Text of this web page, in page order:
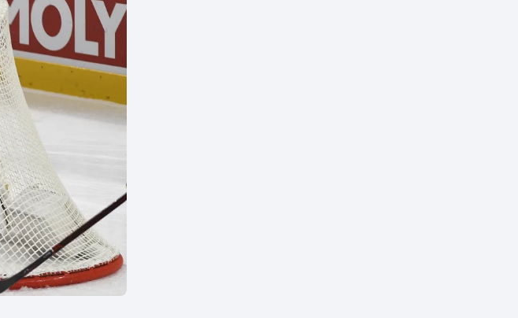
Triatlon
Veslování
Vodní slalom
Volejbal
Ostatní